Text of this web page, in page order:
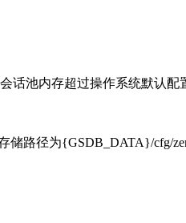
池内存超过操作系统默认配
储路径为{GSDB_DATA}/cfg/